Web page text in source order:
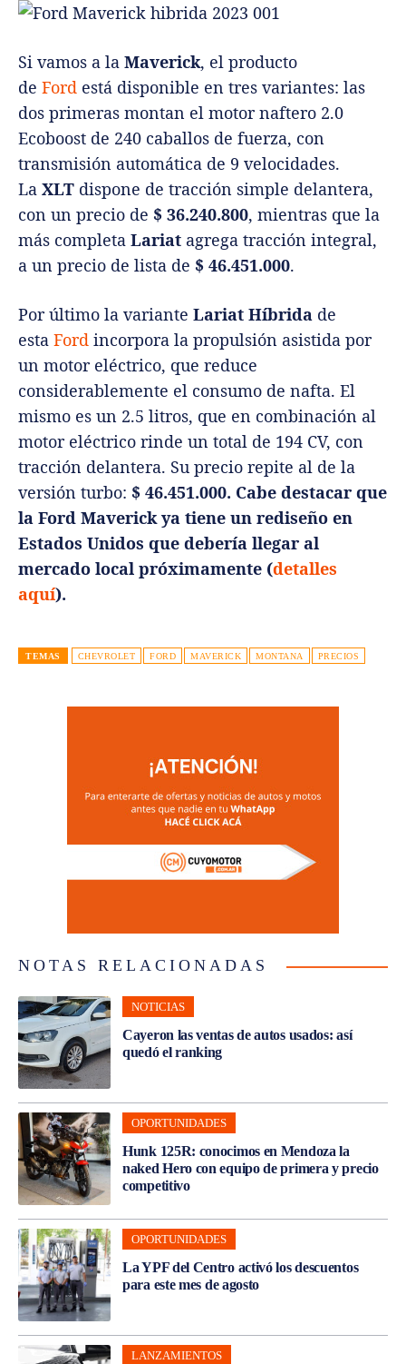
Si vamos a la Maverick, el producto
de Ford está disponible en tres variantes: las
dos primeras montan el motor naftero 2.0
Ecoboost de 240 caballos de fuerza, con
transmisión automática de 9 velocidades.
La XLT dispone de tracción simple delantera,
con un precio de $ 36.240.800, mientras que la
más completa Lariat agrega tracción integral,
a un precio de lista de $ 46.451.000.
Por último la variante Lariat Híbrida de
esta Ford incorpora la propulsión asistida por
un motor eléctrico, que reduce
considerablemente el consumo de nafta. El
mismo es un 2.5 litros, que en combinación al
motor eléctrico rinde un total de 194 CV, con
tracción delantera. Su precio repite al de la
versión turbo: $ 46.451.000. Cabe destacar que
la Ford Maverick ya tiene un rediseño en
Estados Unidos que debería llegar al
mercado local próximamente (detalles
aquí).
TEMAS CHEVROLET FORD MAVERICK MONTANA PRECIOS
NOTAS RELACIONADAS
NOTICIAS
Cayeron las ventas de autos usados: así
quedó el ranking
OPORTUNIDADES
Hunk 125R: conocimos en Mendoza la
naked Hero con equipo de primera y precio
competitivo
OPORTUNIDADES
La YPF del Centro activó los descuentos
para este mes de agosto
LANZAMIENTOS